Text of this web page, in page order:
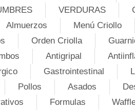
VERDURAS
Almuerzos Menú Criollo
Orden Criolla
Antigripal
Gastrointestinal
Pollos Asados
Formulas